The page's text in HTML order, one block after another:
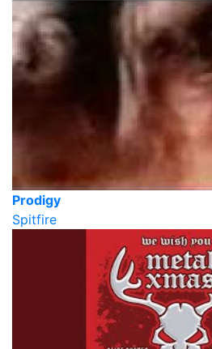
Prodigy
Spitfire